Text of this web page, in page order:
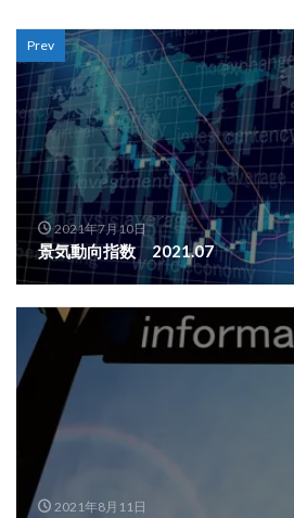
Prev
2021年7月10日
景気動向指数 2021.07
2021年8月11日